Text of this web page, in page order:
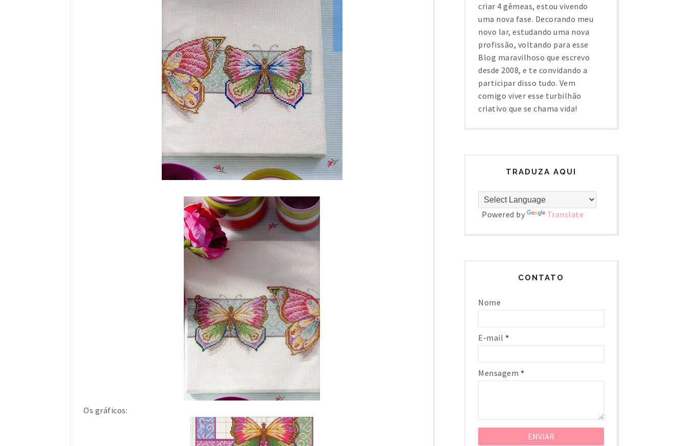
Os gráficos:
criar 4 gêmeas, estou vivendo
uma nova fase. Decorando meu
novo lar, estudando uma nova
profissão, voltando para esse
Blog maravilhoso que escrevo
desde 2008, e te convidando a
participar disso tudo. Vem
comigo viver esse turbilhão
criativo que se chama vida!
TRADUZA AQUI
Powered by Translate
CONTATO
Nome
E-mail *
Mensagem *